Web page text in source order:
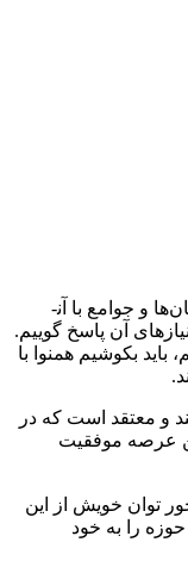
فناوری جدید، باعث تحول در زندگی انسان‌ها شده است. پیشرفت‌هایی که در عرصه فناوری صورت می‌گیرد، نیازهایی را برآورده می‌کند و در کنار آن، نیازمند خوگرفتن و عادت‌کردن انسان‌ها و جوامع با آن­
آن پاسخ گوییم.
باید بکوشیم همنوا با
و معتقد است که در
عرصه موفقیت
توان خویش از این
را به خود